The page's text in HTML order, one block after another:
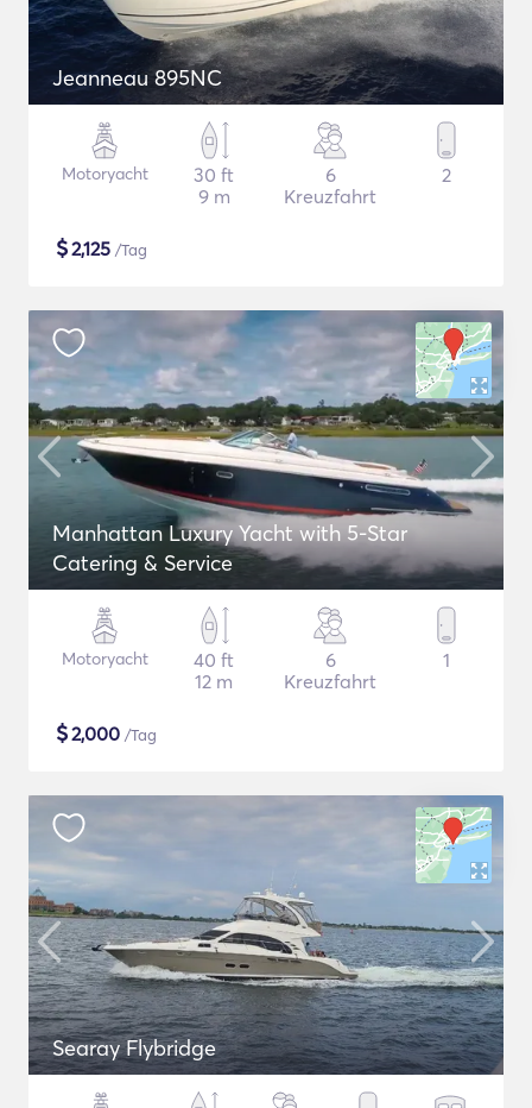
Jeanneau 895NC
Motoryacht
30 ft
9 m
6
Kreuzfahrt
2
$2,125 /Tag
Manhattan Luxury Yacht with 5-Star
Catering & Service
Motoryacht
40 ft
12 m
6
Kreuzfahrt
1
$2,000 /Tag
Searay Flybridge